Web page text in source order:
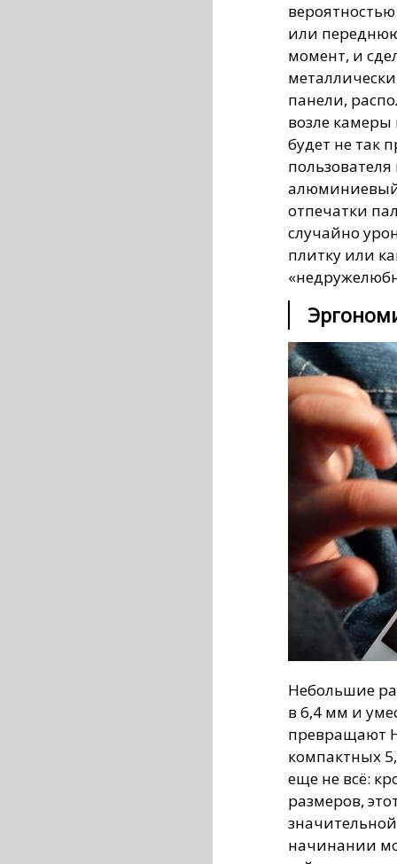
или
момент, и
панели,
возле
будет не так
алюминиевый
отпечатки
случайно
плитку или
Небольшие
в 6,4 мм и
превращают
компактных
еще не всё:
размеров,
начинании